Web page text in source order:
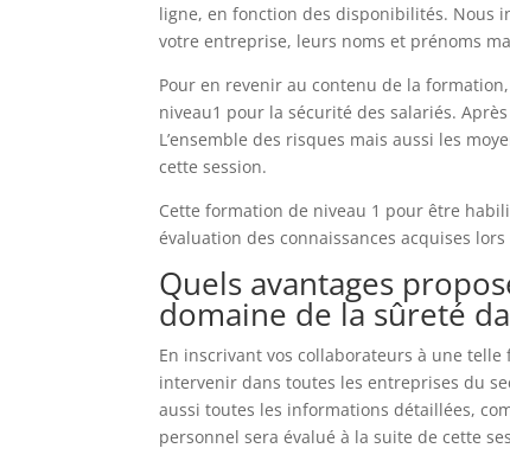
ligne, en fonction des disponibilités. Nous
votre entreprise, leurs noms et prénoms
Pour en revenir au contenu de la
niveau1 pour la sécurité des salariés.
L’ensemble des risques mais aussi les
cette session.
Cette formation de niveau 1 pour être
évaluation des connaissances acquises
Quels avantages
domaine de la sûreté
En inscrivant vos collaborateurs à une
intervenir dans toutes les entreprises du
aussi toutes les informations détaillées,
personnel sera évalué à la suite de cette